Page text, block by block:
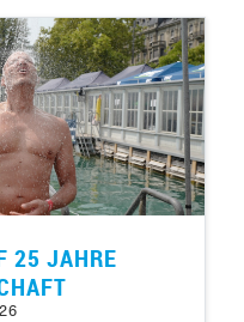
25 JAHRE